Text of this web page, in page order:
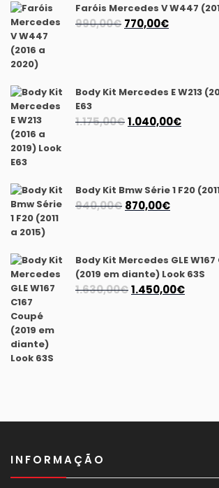
Faróis Mercedes V W447
990,00€ O
990,00€.
770,00€O
770,00€.
Body Kit Mercedes E W213
E63
1.175,00€O
1.175,00€.
1.040,00€O
Body Kit Bmw Série 1 F20
940,00€ O
era:
940,00€.
870,00€O
é:
870,00€.
Body Kit Mercedes GLE W167
(2019 em diante) Look 63S
1.630,00€O
1.450,00€O
INFORMAÇÃO